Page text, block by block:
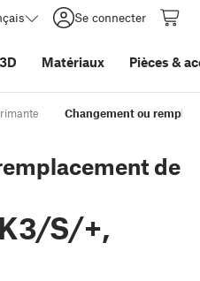
Se connecter
Matériaux Pièces &
Changement ou
de
S/+,